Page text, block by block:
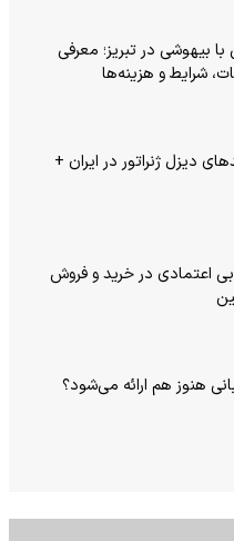
با بیهوشی در تبریز؛ معرفی
شرایط و هزینه‌ها
دیزل ژنراتور در ایران +
اعتمادی در خرید و فروش
هنوز هم ارائه می‌شود؟